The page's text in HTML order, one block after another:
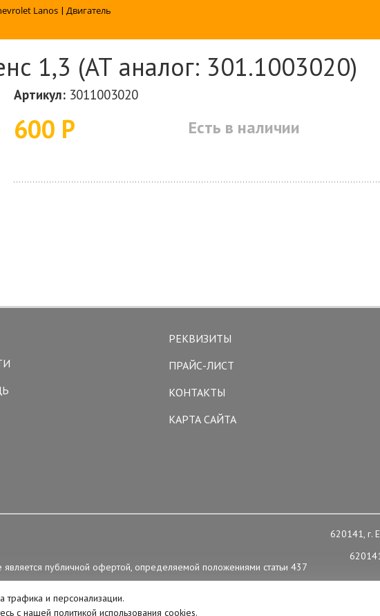
Lanos | Двигатель
1,3 (AT аналог: 301.1003020)
Артикул: 3011003020
600 Р Есть в наличии
РЕКВИЗИТЫ
ПРАЙС-ЛИСТ
КОНТАКТЫ
КАРТА САЙТА
публичной офертой, определяемой положениями статьи 437
620141, г.
трафика и персонализации.
с нашей политикой использования cookies.